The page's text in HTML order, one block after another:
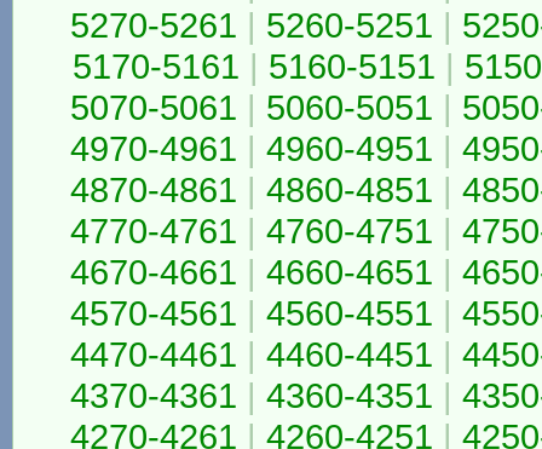
5270-5261 | 5260-5251 |
5170-5161 | 5160-5151 |
5070-5061 | 5060-5051 |
4970-4961 | 4960-4951 |
4870-4861 | 4860-4851 |
4770-4761 | 4760-4751 |
4670-4661 | 4660-4651 |
4570-4561 | 4560-4551 |
4470-4461 | 4460-4451 |
4370-4361 | 4360-4351 |
4270-4261 | 4260-4251 |